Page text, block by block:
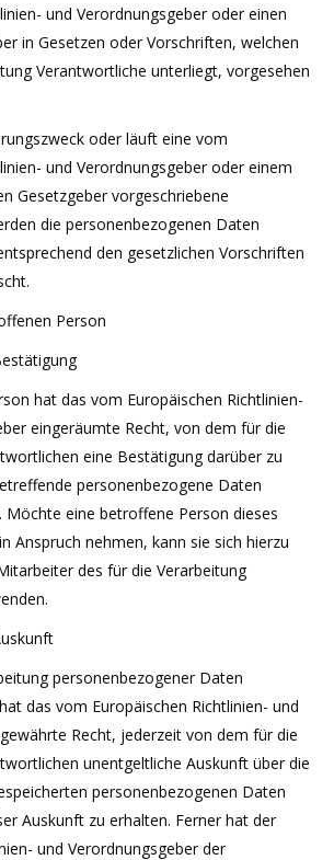
und Verordnungsgeber oder einen
in Gesetzen oder Vorschriften, welchen
Verantwortliche unterliegt, vorgesehen
oder läuft eine vom
und Verordnungsgeber oder einem
Gesetzgeber vorgeschriebene
die personenbezogenen Daten
den gesetzlichen Vorschriften
Person
hat das vom Europäischen Richtlinien-
eingeräumte Recht, von dem für die
eine Bestätigung darüber zu
personenbezogene Daten
Möchte eine betroffene Person dieses
Anspruch nehmen, kann sie sich hierzu
des für die Verarbeitung
personenbezogener Daten
das vom Europäischen Richtlinien- und
Recht, jederzeit von dem für die
unentgeltliche Auskunft über die
personenbezogenen Daten
Auskunft zu erhalten. Ferner hat der
und Verordnungsgeber der